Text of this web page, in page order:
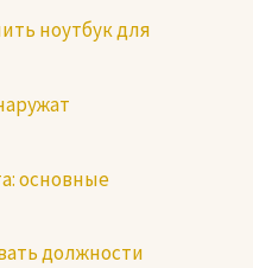
ноутбук для
основные
должности